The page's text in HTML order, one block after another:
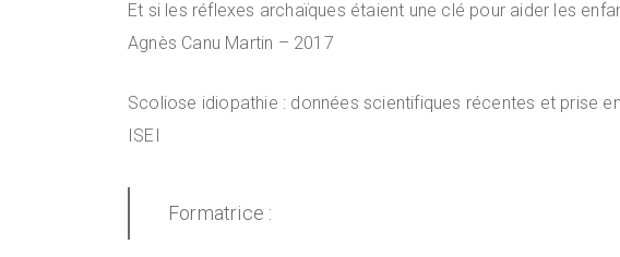
Et si les réflexes archaïques étaient une clé pour aider les
Agnès Canu Martin – 2017
Scoliose idiopathie : données scientifiques récentes et prise
ISEI
Formatrice :